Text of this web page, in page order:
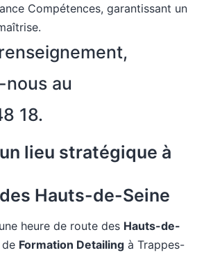
Compétences, garantissant un
au
18.
lieu stratégique à
Hauts-de-Seine
heure de route des Hauts-de-
Formation Detailing à Trappes-